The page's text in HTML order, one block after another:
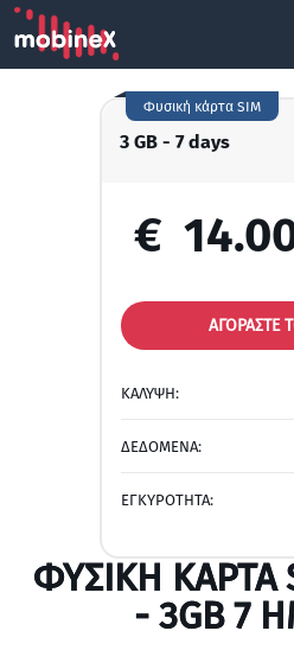
3 GB - 7 days
Φυσική κάρτα SIM
€
ΑΓΟΡΑΣΤΕ
ΚΑΛΥΨΗ:
ΔΕΔΟΜΕΝΑ:
ΕΓΚΥΡΟΤΗΤΑ:
ΦΥΣΙΚΉ ΚΆΡΤΑ
- 3GB 7